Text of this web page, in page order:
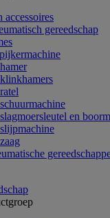
accessoires
gereedschap
en